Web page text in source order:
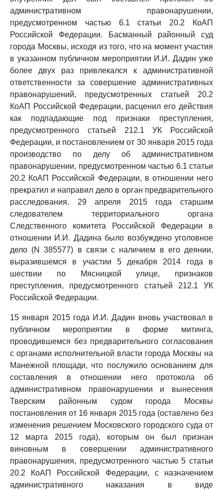
административном правонарушении,
предусмотренном частью 6.1 статьи 20.2 КоАП
Российской Федерации. Басманный районный суд
города Москвы, исходя из того, что на момент участия
в указанном публичном мероприятии И.И. Дадин уже
более двух раз привлекался к административной
ответственности за совершение административных
правонарушений, предусмотренных статьей 20.2
КоАП Российской Федерации, расценил его действия
как подпадающие под признаки преступления,
предусмотренного статьей 212.1 УК Российской
Федерации, и постановлением от 30 января 2015 года
производство по делу об административном
правонарушении, предусмотренном частью 6.1 статьи
20.2 КоАП Российской Федерации, в отношении него
прекратил и направил дело в орган предварительного
расследования. 29 апреля 2015 года старшим
следователем территориального органа
Следственного комитета Российской Федерации в
отношении И.И. Дадина было возбуждено уголовное
дело (N 385577) в связи с наличием в его деянии,
выразившемся в участии 5 декабря 2014 года в
шествии по Мясницкой улице, признаков
преступления, предусмотренного статьей 212.1 УК
Российской Федерации.
15 января 2015 года И.И. Дадин вновь участвовал в
публичном мероприятии в форме митинга,
проводившемся без предварительного согласования
с органами исполнительной власти города Москвы на
Манежной площади, что послужило основанием для
составления в отношении него протокола об
административном правонарушении и вынесения
Тверским районным судом города Москвы
постановления от 16 января 2015 года (оставлено без
изменения решением Московского городского суда от
12 марта 2015 года), которым он был признан
виновным в совершении административного
правонарушения, предусмотренного частью 5 статьи
20.2 КоАП Российской Федерации, с назначением
административного наказания в виде